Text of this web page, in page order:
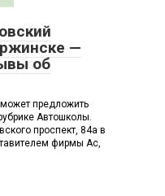
—
об
предложить
Автошколы.
проспект, 84а в
фирмы Ас,